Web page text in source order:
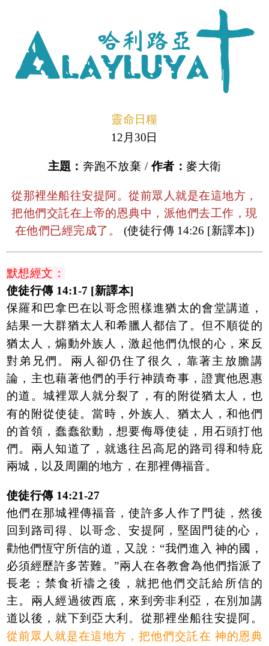
靈命日糧
12月30日
主題： 奔跑不放棄 /作者：麥大衛
從那裡坐船往安提阿。從前眾人就是在這地方，
把他們交託在上帝的恩典中，派他們去工作，現
在他們已經完成了。
(使徒行傳 14:26 [新譯本])
默想經文：
使徒行傳 14:1-7 [新譯本]
保羅和巴拿巴在以哥念照樣進猶太的會堂講道，
結果一大群猶太人和希臘人都信了。但不順從的
猶太人，煽動外族人，激起他們仇恨的心，來反
對弟兄們。兩人卻仍住了很久，靠著主放膽講
論，主也藉著他們的手行神蹟奇事，證實他恩惠
的道。城裡眾人就分裂了，有的附從猶太人，也
有的附從使徒。當時，外族人、猶太人，和他們
的首領，蠢蠢欲動，想要侮辱使徒，用石頭打他
們。兩人知道了，就逃往呂高尼的路司得和特庇
兩城，以及周圍的地方，在那裡傳福音。
使徒行傳 14:21-27
他們在那城裡傳福音，使許多人作了門徒，然後
回到路司得、以哥念、安提阿，堅固門徒的心，
勸他們恆守所信的道，又說：“我們進入 神的國，
必須經歷許多苦難。”兩人在各教會為他們指派了
長老；禁食祈禱之後，就把他們交託給所信的
主。兩人經過彼西底，來到旁非利亞，在別加講
道以後，就下到亞大利。從那裡坐船往安提阿。
從前眾人就是在這地方，把他們交託在 神的恩典